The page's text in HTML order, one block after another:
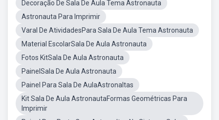
Decoração De Sala De Aula Tema Astronauta
Astronauta Para Imprimir
Varal De AtividadesPara Sala De Aula Tema Astronauta
Material EscolarSala De Aula Astronauta
Fotos KitSala De Aula Astronauta
PainelSala De Aula Astronauta
Painel Para Sala De AulaAstronaltas
Kit Sala De Aula AstronautaFormas Geométricas Para
Imprimir